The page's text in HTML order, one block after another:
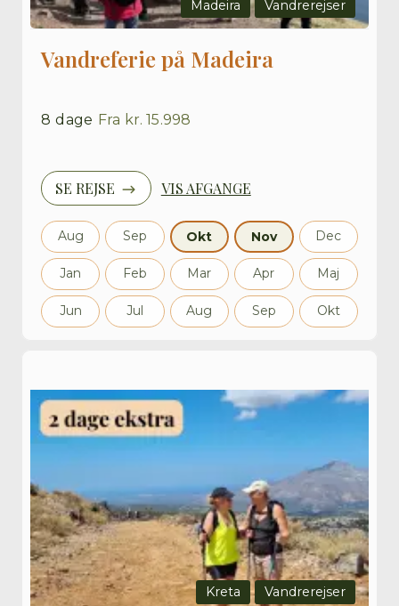
Madeira Vandrerejser
Vandreferie på Madeira
8 dage Fra kr. 15.998
SE REJSE VIS AFGANGE
Aug Sep Okt Nov Dec
Jan Feb Mar Apr Maj
Jun Jul Aug Sep Okt
Kreta Vandrerejser